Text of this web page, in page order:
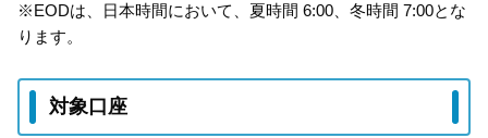
※EODは、日本時間において、夏時間 6:00、冬時間 7:00とな
ります。
対象口座